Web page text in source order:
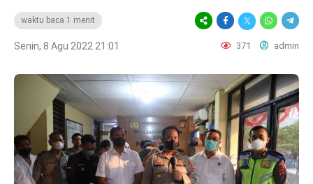
waktu baca 1 menit
Senin, 8 Agu 2022 21:01 371 admin